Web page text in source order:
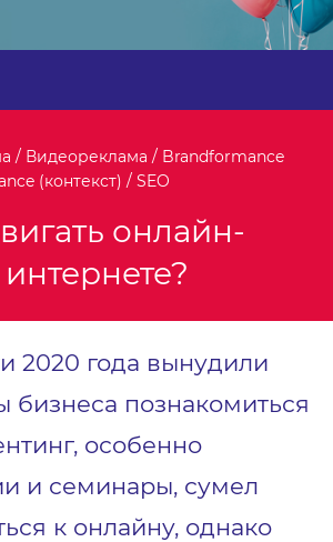
/ Видеореклама / Brandformance
(контекст) / SEO
онлайн-
2020 года вынудили
бизнеса познакомиться
особенно
и семинары, сумел
к онлайну, однако